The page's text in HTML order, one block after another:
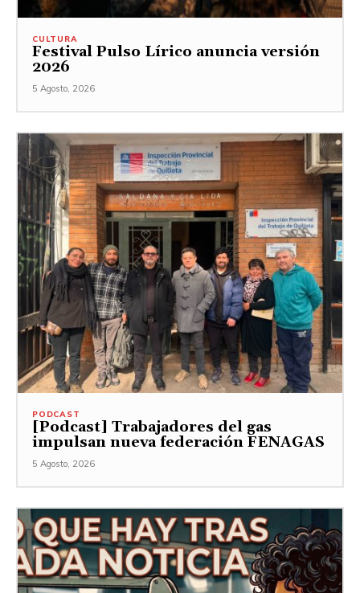
CULTURA
Festival Pulso Lírico anuncia versión
2026
5 Agosto, 2026
PODCAST
[Podcast] Trabajadores del gas
impulsan nueva federación FENAGAS
5 Agosto, 2026